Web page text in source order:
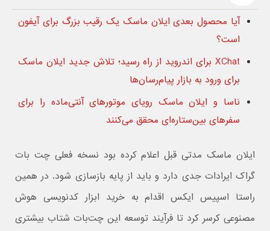
آیا محصول بعدی ایلان ماسک یک رقیب بزرگ برای آیفون
است؟
XChat برای اندروید از راه رسید؛ تلاش جدید ایلان ماسک
برای ورود به بازار پیام‌رسان‌ها
ناسا و ایلان ماسک رویای موتورهای آنتی‌ماده را برای
سفرهای بین‌ستاره‌ای محقق می‌کنند
ایلان ماسک مدتی قبل اعلام کرده بود نسخه فعلی چت بات
گراک ایرادات جدی دارد و باید از پایه بازسازی شود. در همین
راستا اسپیس ایکس اقدام به خرید ابزار کدنویسی هوش
مصنوعی کرسر کرد تا فرآیند توسعه این چت‌بات شتاب بیشتری